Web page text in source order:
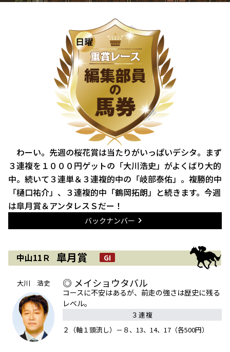
わーい。先週の桜花賞は当たりがいっぱいデシタ。まず
３連複を１０００円ゲットの「大川浩史」がよくばり大的
中。続いて３連単＆３連複的中の「岐部泰佑」。複勝的中
「樋口祐介」、３連複的中「鶴岡拓朗」と続きます。今週
は皐月賞＆アンタレスＳだー！
バックナンバー
中山11Ｒ 皐月賞 GI
大川 浩史 ◎ メイショウタバル
コースに不安はあるが、前走の強さは歴史に残る
レベル。
３連複
２（軸１頭流し）－８、13、14、17（各500円）